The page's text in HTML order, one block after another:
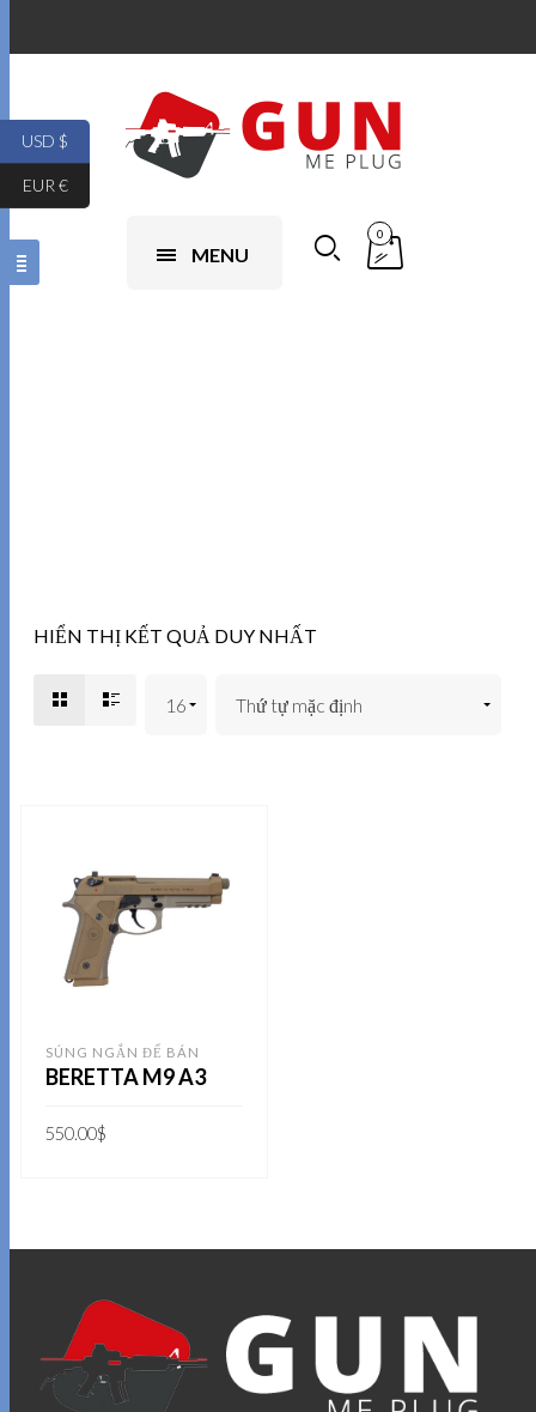
MENU
0
HIỂN THỊ KẾT QUẢ DUY NHẤT
SÚNG NGẮN ĐỂ BÁN
BERETTA M9 A3
550.00$
USD $
EUR €